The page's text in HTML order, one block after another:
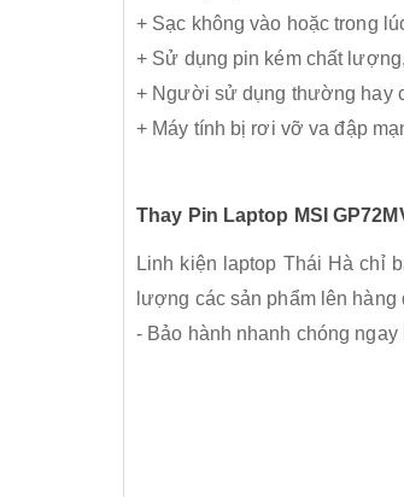
+ Sạc không vào hoặc trong
+ Sử dụng pin kém chất
+ Người sử dụng thường hay
+ Máy tính bị rơi vỡ va đập
Thay Pin Laptop MSI
Linh kiện laptop Thái Hà chỉ
lượng các sản phẩm lên
- Bảo hành nhanh chóng ngay